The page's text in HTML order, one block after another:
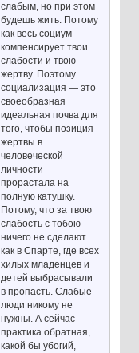
слабым, но при этом
будешь жить. Потому
как весь социум
компенсирует твои
слабости и твою
жертву. Поэтому
социализация — это
своеобразная
идеальная почва для
того, чтобы позиция
жертвы в
человеческой
личности
прорастала на
полную катушку.
Потому, что за твою
слабость с тобою
ничего не сделают
как в Спарте, где всех
хилых младенцев и
детей выбрасывали
в пропасть. Слабые
люди никому не
нужны. А сейчас
практика обратная,
какой бы убогий,